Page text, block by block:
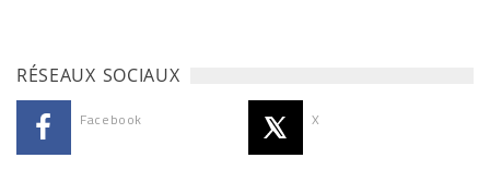
RÉSEAUX SOCIAUX
Facebook X